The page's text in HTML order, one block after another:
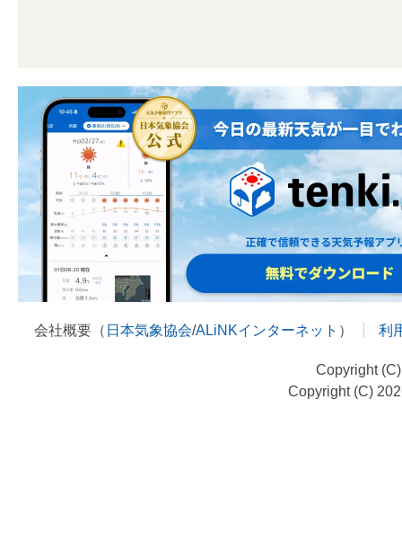
会社概要（ 日本気象協会/ALiNKインターネット ） 利
Copyright
Copyright (C)